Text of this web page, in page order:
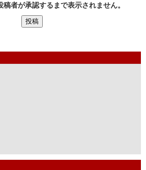
稿者が承認するまで表示されません。